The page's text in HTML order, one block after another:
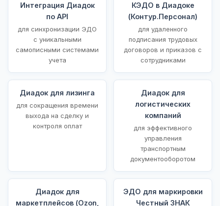
Интеграция Диадок
по API
для синхронизации ЭДО
с уникальными
самописными системами
учета
КЭДО в Диадоке
(Контур.Персонал)
для удаленного
подписания трудовых
договоров и приказов с
сотрудниками
Диадок для лизинга
для сокращения времени
выхода на сделку и
контроля оплат
Диадок для
логистических
компаний
для эффективного
управления
транспортным
документооборотом
Диадок для
маркетплейсов (Ozon,
ЭДО для маркировки
Честный ЗНАК